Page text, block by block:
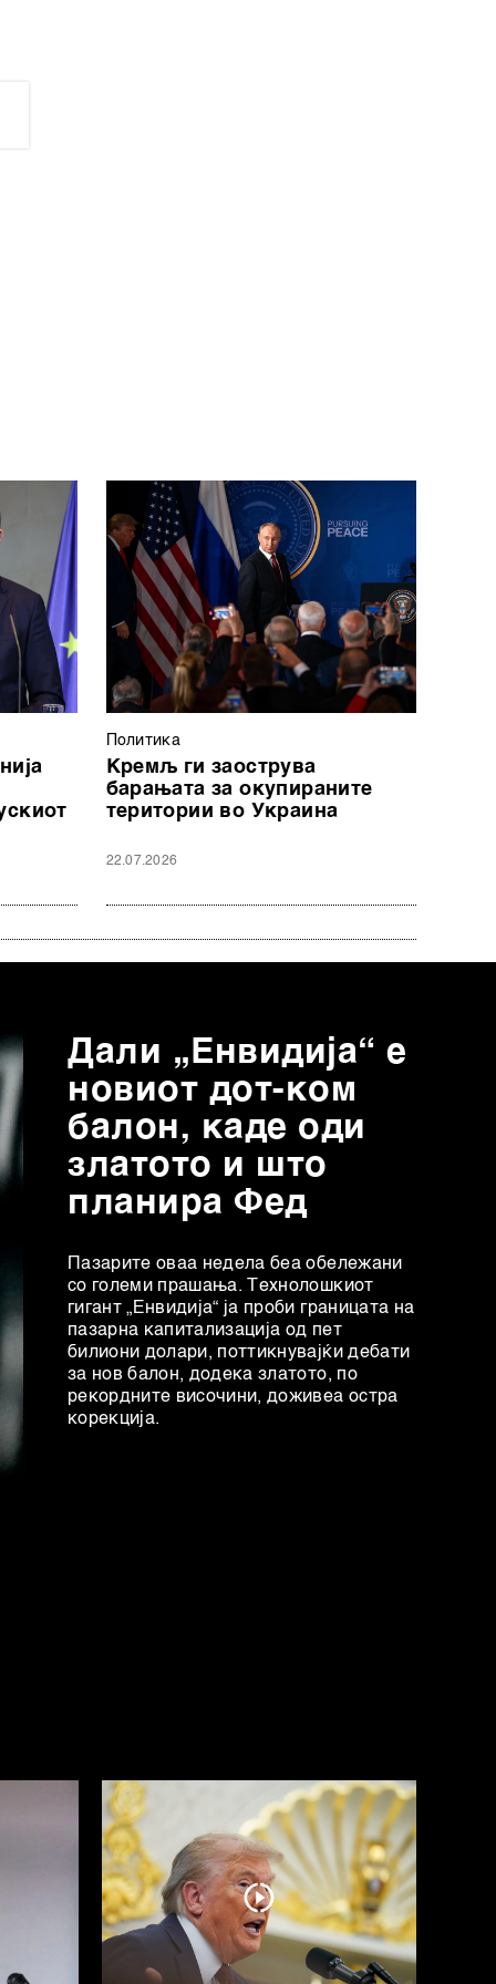
Политика
Кремљ ги заострува
барањата за окупираните
територии во Украина
22.07.2026
Дали „Енвидија“ е
новиот дот-ком
балон, каде оди
златото и што
планира Фед
Пазарите оваа недела беа обележани
со големи прашања. Технолошкиот
гигант „Енвидија“ ја проби границата на
пазарна капитализација од пет
билиони долари, поттикнувајќи дебати
за нов балон, додека златото, по
рекордните височини, доживеа остра
корекција.